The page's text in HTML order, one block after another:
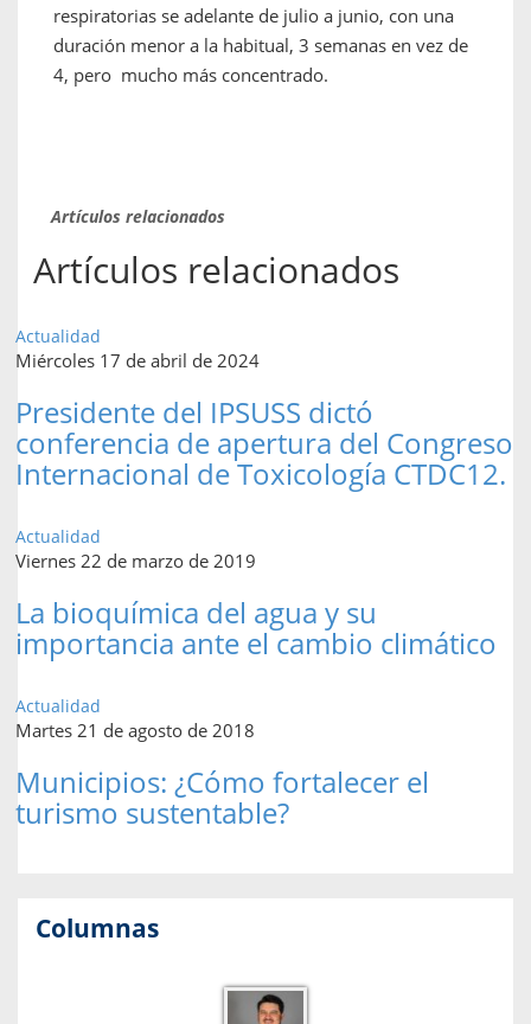
respiratorias se adelante de julio a junio, con una
duración menor a la habitual, 3 semanas en vez de
4, pero mucho más concentrado.
Artículos relacionados
Artículos relacionados
Actualidad
Miércoles 17 de abril de 2024
Presidente del IPSUSS dictó
conferencia de apertura del Congreso
Internacional de Toxicología CTDC12.
Actualidad
Viernes 22 de marzo de 2019
La bioquímica del agua y su
importancia ante el cambio climático
Actualidad
Martes 21 de agosto de 2018
Municipios: ¿Cómo fortalecer el
turismo sustentable?
Columnas